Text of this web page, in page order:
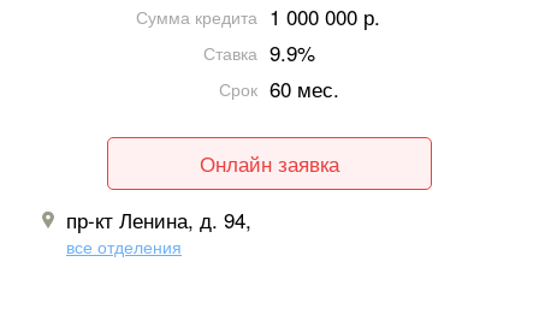
Сумма кредита 1 000 000 р.
Ставка 9.9%
Срок 60 мес.
Онлайн заявка
пр-кт Ленина, д. 94,
все отделения